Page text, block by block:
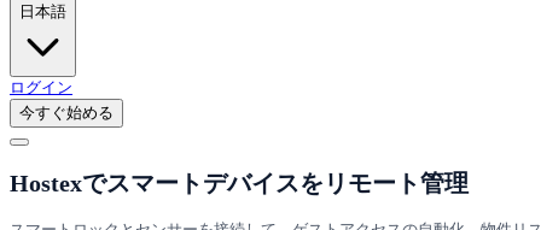
日本語
ログイン
今すぐ始める
Hostexでスマートデバイスをリモート管理